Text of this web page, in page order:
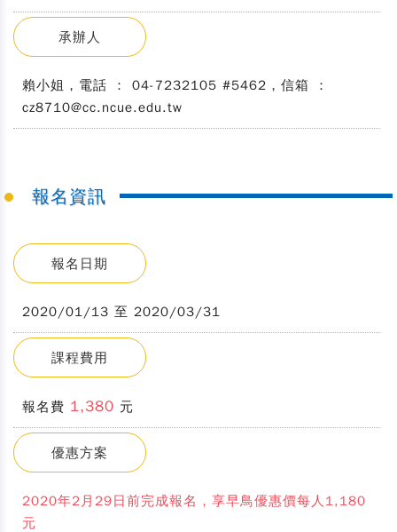
承辦人
賴小姐，電話 ： 04-7232105 #5462，信箱 ：
cz8710@cc.ncue.edu.tw
報名資訊
報名日期
2020/01/13 至 2020/03/31
課程費用
報名費 1,380 元
優惠方案
2020年2月29日前完成報名，享早鳥優惠價每人1,180
元